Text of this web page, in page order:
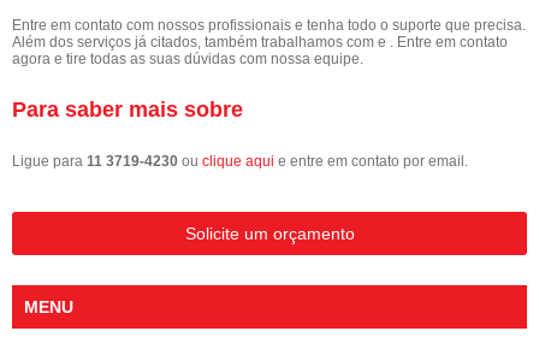
Entre em contato com nossos profissionais e tenha todo o suporte que precisa.
Além dos serviços já citados, também trabalhamos com e . Entre em contato
agora e tire todas as suas dúvidas com nossa equipe.
Para saber mais sobre
Ligue para 11 3719-4230 ou clique aqui e entre em contato por email.
Solicite um orçamento
MENU